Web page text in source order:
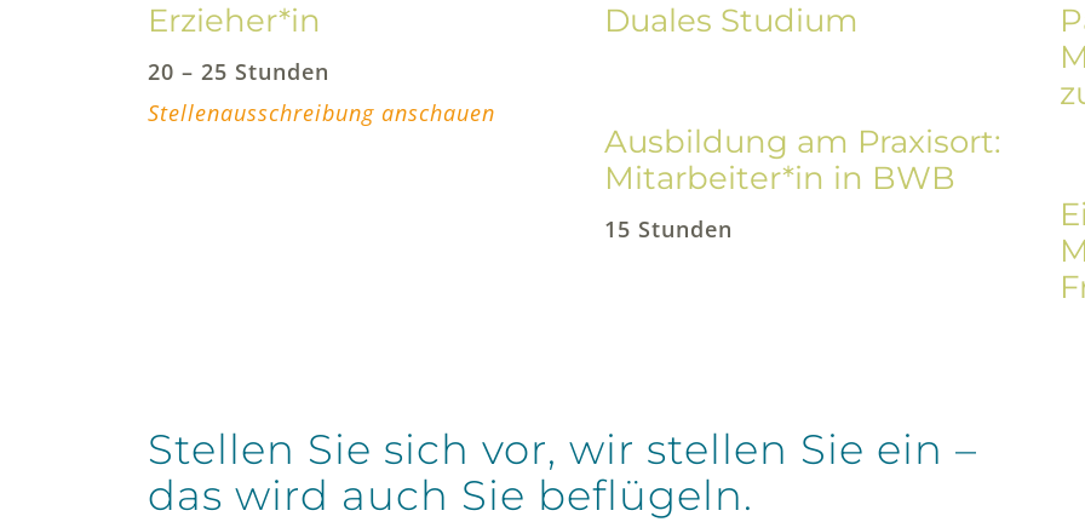
Erzieher*in
20 – 25 Stunden
Stellenausschreibung anschauen
Duales Studium
Ausbildung am Praxisort:
Mitarbeiter*in in BWB
15 Stunden
Stellen Sie sich vor, wir stellen Sie ein –
das wird auch Sie beflügeln.